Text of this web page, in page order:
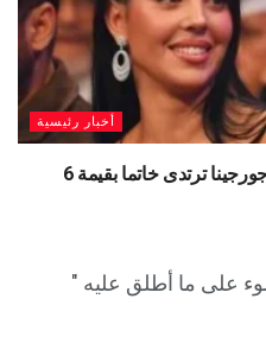
أخبار رئيسية
رونالدو يحتفل بـ”عرس القرن”.. وجورجينا ترتدى خاتما بقيمة 6
على ما أطلق عليه "